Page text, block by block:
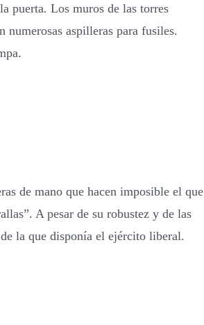
puerta. Los muros de las torres
numerosas aspilleras para fusiles.
de mano que hacen imposible el que
A pesar de su robustez y de las
la que disponía el ejército liberal.